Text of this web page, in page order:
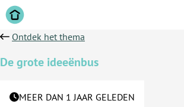
Ontdek het thema
De grote ideeënbus
MEER DAN 1 JAAR GELEDEN